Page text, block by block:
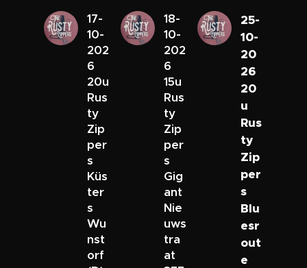
17-
10-
202
6
20u
Rus
ty
Zip
per
s
Küs
ter
s
Wu
nst
orf
18-
10-
202
6
15u
Rus
ty
Zip
per
s
Gig
ant
Nie
uws
tra
at
25-
10-
20
26
20
u
Rus
ty
Zip
per
s
Blu
esr
out
e